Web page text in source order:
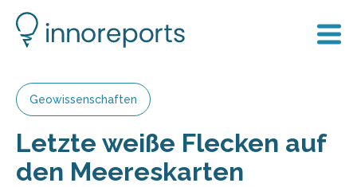
Geowissenschaften
Letzte weiße Flecken auf
den Meereskarten